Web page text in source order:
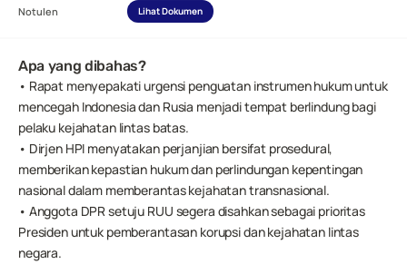
Notulen Lihat Dokumen
Apa yang dibahas?
• Rapat menyepakati urgensi penguatan instrumen hukum untuk
mencegah Indonesia dan Rusia menjadi tempat berlindung bagi
pelaku kejahatan lintas batas.
• Dirjen HPI menyatakan perjanjian bersifat prosedural,
memberikan kepastian hukum dan perlindungan kepentingan
nasional dalam memberantas kejahatan transnasional.
• Anggota DPR setuju RUU segera disahkan sebagai prioritas
Presiden untuk pemberantasan korupsi dan kejahatan lintas
negara.